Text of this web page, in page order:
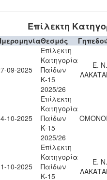
Επίλεκτη
Θεσμός
09-2025
Επίλεκτη
Κατηγορία
Παίδων
Κ-15
2025/26
Ε.
10-2025
Επίλεκτη
Κατηγορία
Παίδων
Κ-15
2025/26
10-2025
Επίλεκτη
Κατηγορία
Παίδων
Κ-15
Ε.